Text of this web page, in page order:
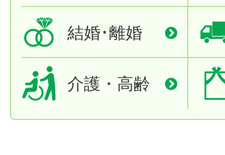
結婚･離婚
介護・高齢